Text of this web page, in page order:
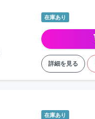
在庫あり
詳細を見る
在庫あり